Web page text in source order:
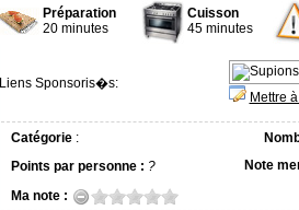
Préparation
20 minutes
Cuisson
45 minutes
Liens Sponsoris�s:
Mettre
Catégorie:
Points par personne : ?
Note
Ma note :